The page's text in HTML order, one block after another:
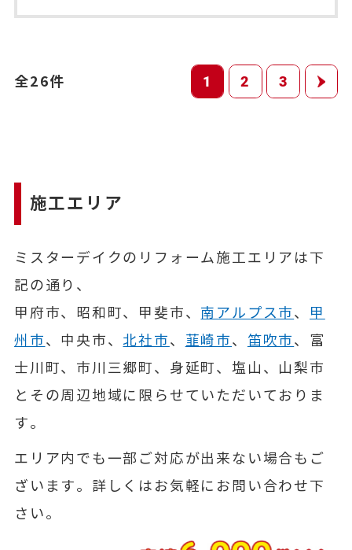
全26件 1 2 3
施工エリア
ミスターデイクのリフォーム施工エリアは下
記の通り、
甲府市、昭和町、甲斐市、 南アルプス市、 甲
州市、中央市、北社市、 韮崎市、 笛吹市、富
士川町、市川三郷町、身延町、塩山、山梨市
とその周辺地域に限らせていただいておりま
す。
エリア内でも一部ご対応が出来ない場合もご
ざいます。詳しくはお気軽にお問い合わせ下
さい。